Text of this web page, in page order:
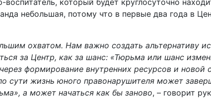
который будет круглосуточно
небольшая, потому что в первые два года в
охватом. Нам важно создать альтернативу
за Центр, как за шанс: «Тюрьма или шанс
формирование внутренних ресурсов и новой
сути жизнь юного правонарушителя может
а может начаться как бы заново, – говорит